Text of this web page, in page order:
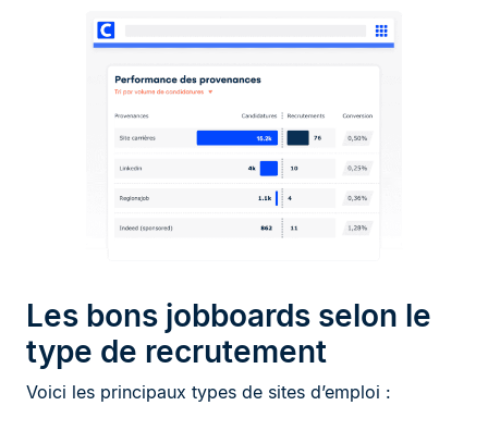
Les bons jobboards selon le
type de recrutement
Voici les principaux types de sites d’emploi :